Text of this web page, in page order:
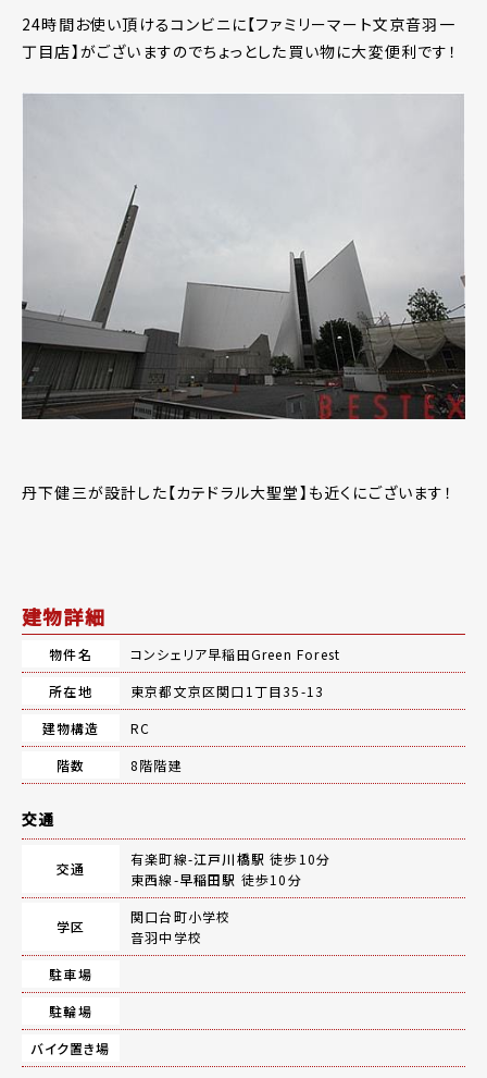
24時間お使い頂けるコンビニに【ファミリーマート文京音羽一
丁目店】がございますのでちょっとした買い物に大変便利です！
丹下健三が設計した【カテドラル大聖堂】も近くにございます！
建物詳細
物件名
コンシェリア早稲田Green Forest
所在地
東京都文京区関口1丁目35-13
建物構造
RC
階数
8階階建
交通
交通
有楽町線-江戸川橋駅 徒歩10分
東西線-早稲田駅 徒歩10分
学区
関口台町小学校
音羽中学校
駐車場
駐輪場
バイク置き場